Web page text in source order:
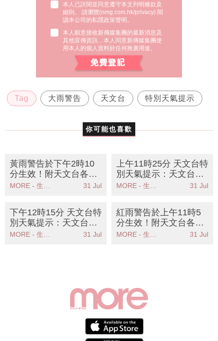
本人已詳閱並同意遵守本文列明條款及
細則。 請瀏覽(nmg.com.hk/privacy) 閱
讀本公司的私隱政策聲明。
本人願意接收新傳媒集團的最新消息及
其他宣傳資訊，本人同意新傳媒集團使
用本人的個人資料於任何推廣用途。
Tag 大雨警告 天文台 特別天氣提示
你可能也喜歡
黃雨警告於下午2時10
分生效！附天文台各區
雨量分佈圖
MORE - 生活品味 31 Jul
上午11時25分 天文台特
別天氣提示：天文台警
告強雷雨區影響本港市
MORE - 生活品味 31 Jul
下午12時15分 天文台特
別天氣提示：天文台發
出強陣風警告市民應儘
31 Jul
紅雨警告於上午11時5
分生效！附天文台各區
雨量分佈圖
31 Jul